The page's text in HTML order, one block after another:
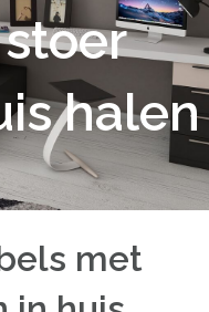
halen
met